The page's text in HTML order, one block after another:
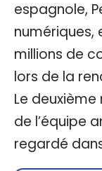
espagnole,
numériques,
millions de
lors de la
Le
de l’équipe
regardé